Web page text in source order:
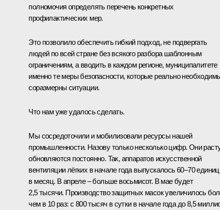
полномочия определять перечень конкретных
профилактических мер.
Это позволило обеспечить гибкий подход, не подвергать
людей по всей стране без всякого разбора шаблонным
ограничениям, а вводить в каждом регионе, муниципалитете
именно те меры безопасности, которые реально
соразмерны ситуации.
Что нам уже удалось сделать.
Мы сосредоточили и мобилизовали ресурсы нашей
промышленности. Назову только несколько цифр. Они
обновляются постоянно. Так, аппаратов искусственной
вентиляции лёгких в начале года выпускалось 60–70 единиц
в месяц. В апреле – больше восьмисот. В мае будет
2,5 тысячи. Производство защитных масок увеличилось
чем в 10 раз: с 800 тысяч в сутки в начале года до 8,5